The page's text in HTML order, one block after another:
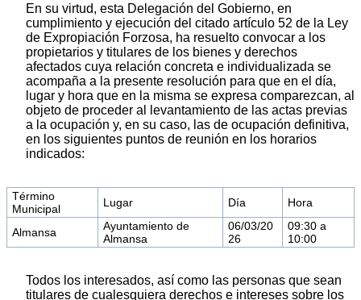
En su virtud, esta Delegación del Gobierno, en
cumplimiento y ejecución del citado artículo 52 de la Ley
de Expropiación Forzosa, ha resuelto convocar a los
propietarios y titulares de los bienes y derechos
afectados cuya relación concreta e individualizada se
acompaña a la presente resolución para que en el día,
lugar y hora que en la misma se expresa comparezcan, al
objeto de proceder al levantamiento de las actas previas
a la ocupación y, en su caso, las de ocupación definitiva,
en los siguientes puntos de reunión en los horarios
indicados:
Término
Municipal
Lugar Día Hora
Almansa
Ayuntamiento de
Almansa
06/03/20
26
09:30 a
10:00
Todos los interesados, así como las personas que sean
titulares de cualesquiera derechos e intereses sobre los